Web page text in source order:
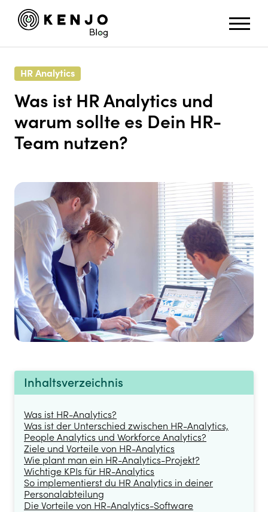
HR Analytics
Was ist HR Analytics und
warum sollte es Dein HR-
Team nutzen?
Inhaltsverzeichnis
Was ist HR-Analytics?
Was ist der Unterschied zwischen HR-Analytics,
People Analytics und Workforce Analytics?
Ziele und Vorteile von HR-Analytics
Wie plant man ein HR-Analytics-Projekt?
Wichtige KPIs für HR-Analytics
So implementierst du HR Analytics in deiner
Personalabteilung
Die Vorteile von HR-Analytics-Software